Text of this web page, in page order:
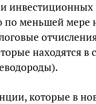
инвестиционных
по меньшей мере
находятся в
которые в